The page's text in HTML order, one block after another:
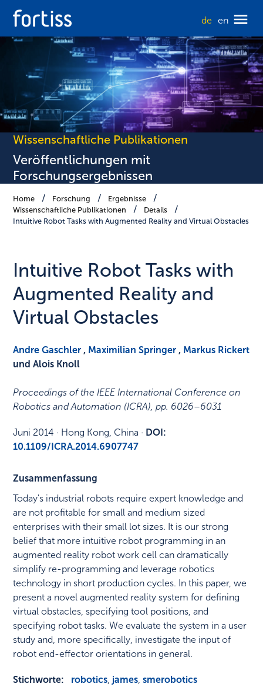
de en
Wissenschaftliche Publikationen
Veröffentlichungen mit
Forschungsergebnissen
Home Forschung
Ergebnisse
Wissenschaftliche Publikationen
Details
Intuitive Robot Tasks with Augmented Reality and Virtual Obstacles
Intuitive Robot Tasks with
Augmented Reality and
Virtual Obstacles
Andre Gaschler , Maximilian Springer , Markus Rickert
und Alois Knoll
Proceedings of the IEEE International Conference on
Robotics and Automation (ICRA),pp. 6026–6031
Juni 2014 · Hong Kong, China · DOI:
10.1109/ICRA.2014.6907747
Zusammenfassung
Today's industrial robots require expert knowledge and
are not profitable for small and medium sized
enterprises with their small lot sizes. It is our strong
belief that more intuitive robot programming in an
augmented reality robot work cell can dramatically
simplify re-programming and leverage robotics
technology in short production cycles. In this paper, we
present a novel augmented reality system for defining
virtual obstacles, specifying tool positions, and
specifying robot tasks. We evaluate the system in a user
study and, more specifically, investigate the input of
robot end-effector orientations in general.
Stichworte: robotics, james,smerobotics